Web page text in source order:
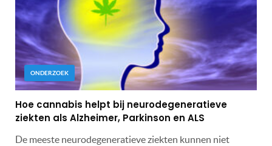
ONDERZOEK
Hoe cannabis helpt bij neurodegeneratieve
ziekten als Alzheimer, Parkinson en ALS
De meeste neurodegeneratieve ziekten kunnen niet